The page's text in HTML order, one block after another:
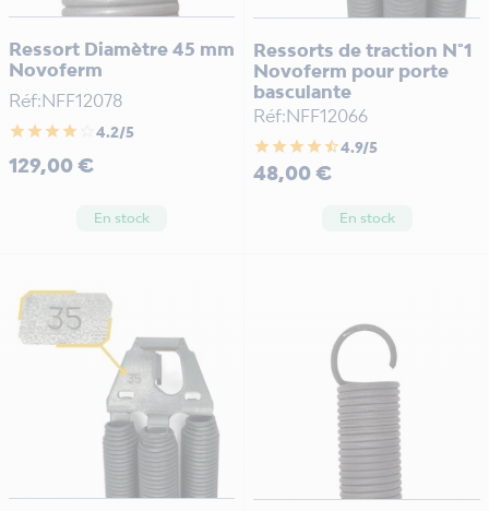
Ressort Diamètre 45 mm
Novoferm
Réf:NFF12078
star star star star 4.2/5
Prix
129,00 €
En stock
Ressorts de traction N°1
Novoferm pour porte
basculante
Réf:NFF12066
star star star star star_half4.9/5
Prix
48,00 €
En stock